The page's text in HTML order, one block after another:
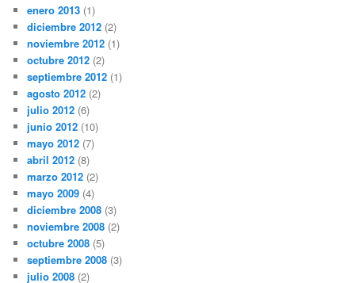
enero 2013 (1)
diciembre 2012 (2)
noviembre 2012 (1)
octubre 2012 (2)
septiembre 2012 (1)
agosto 2012 (2)
julio 2012 (6)
junio 2012 (10)
mayo 2012 (7)
abril 2012 (8)
marzo 2012 (2)
mayo 2009 (4)
diciembre 2008 (3)
noviembre 2008 (2)
octubre 2008 (5)
septiembre 2008 (3)
julio 2008 (2)